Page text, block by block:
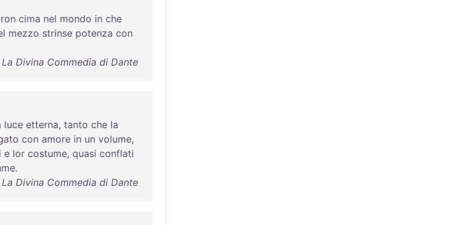
cima nel mondo in che
mezzo strinse potenza con
Divina Commedia di Dante
luce etterna, tanto che la
con amore in un volume,
e lor costume, quasi conflati
.
Divina Commedia di Dante